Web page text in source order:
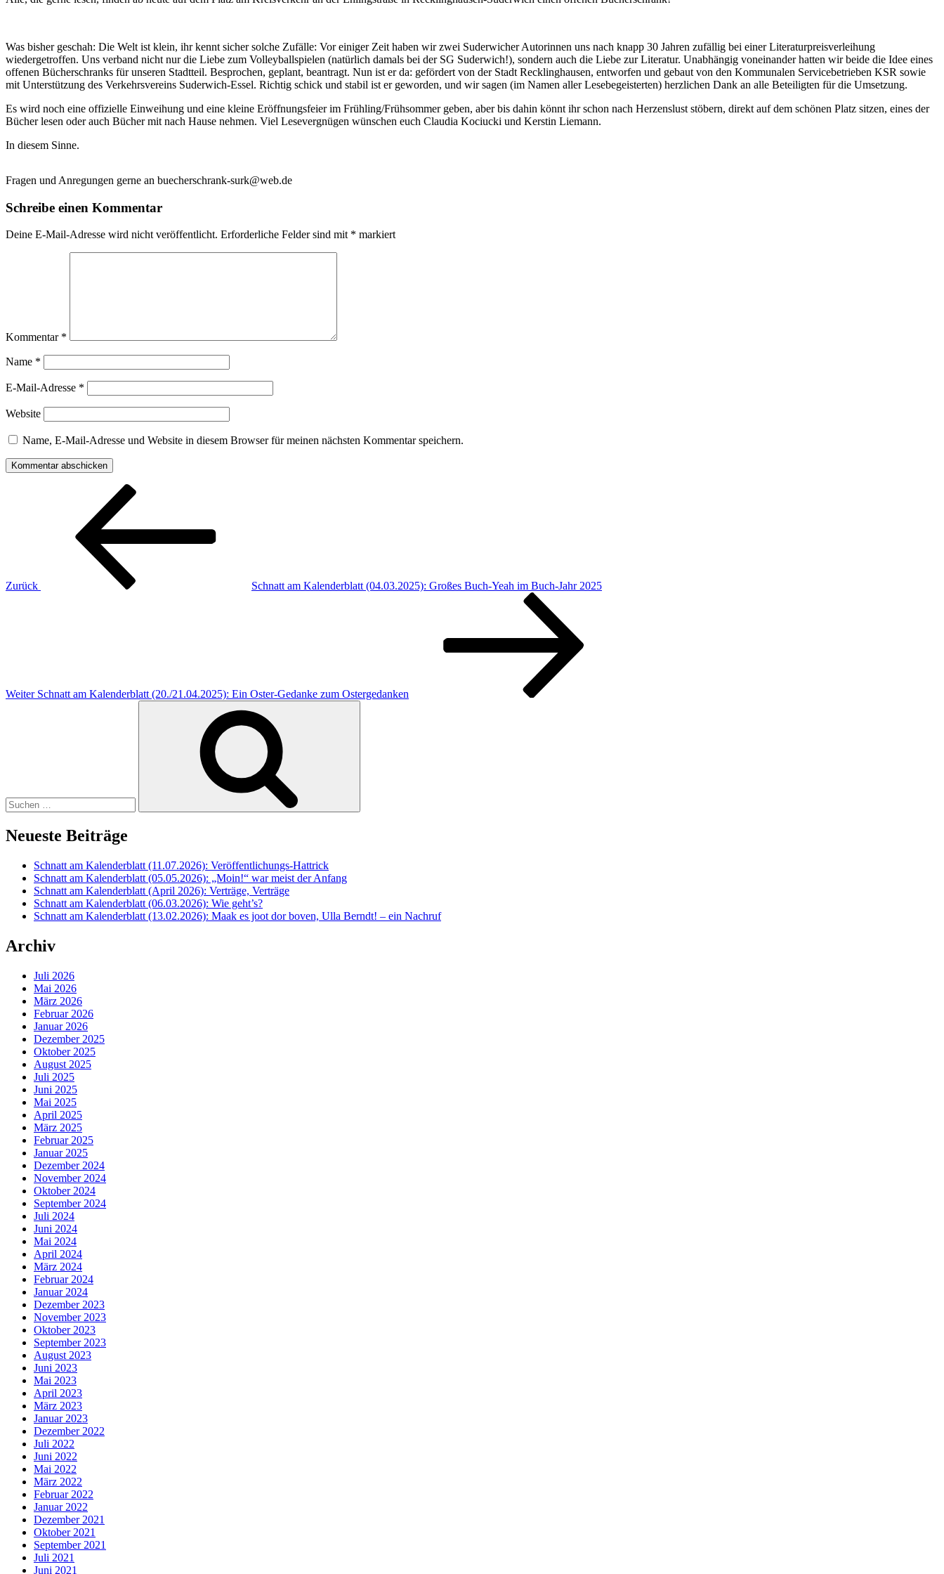
Was bisher geschah: Die Welt ist klein, ihr kennt sicher solche Zufälle: Vor einiger Zeit haben wir zwei Suderwicher Autorinnen uns nach knapp 30 Jahren zufällig bei einer Literaturpreisverleihung
wiedergetroffen. Uns verband nicht nur die Liebe zum Volleyballspielen (natürlich damals bei der SG Suderwich!), sondern auch die Liebe zur Literatur. Unabhängig voneinander hatten wir beide die Idee eines
offenen Bücherschranks für unseren Stadtteil. Besprochen, geplant, beantragt. Nun ist er da: gefördert von der Stadt Recklinghausen, entworfen und gebaut von den Kommunalen Servicebetrieben KSR sowie
mit Unterstützung des Verkehrsvereins Suderwich-Essel. Richtig schick und stabil ist er geworden, und wir sagen (im Namen aller Lesebegeisterten) herzlichen Dank an alle Beteiligten für die Umsetzung.
Es wird noch eine offizielle Einweihung und eine kleine Eröffnungsfeier im Frühling/Frühsommer geben, aber bis dahin könnt ihr schon nach Herzenslust stöbern, direkt auf dem schönen Platz sitzen, eines der
Bücher lesen oder auch Bücher mit nach Hause nehmen. Viel Lesevergnügen wünschen euch Claudia Kociucki und Kerstin Liemann.
In diesem Sinne.
Fragen und Anregungen gerne an buecherschrank-surk@web.de
Schreibe einen Kommentar
Deine E-Mail-Adresse wird nicht veröffentlicht. Erforderliche Felder sind mit * markiert
Kommentar *
Name *
E-Mail-Adresse *
Website
Name, E-Mail-Adresse und Website in diesem Browser für meinen nächsten Kommentar speichern.
Beitragsnavigation
Zurück
Schnatt am Kalenderblatt (04.03.2025): Großes Buch-Yeah im Buch-Jahr 2025
Weiter Schnatt am Kalenderblatt (20./21.04.2025): Ein Oster-Gedanke zum Ostergedanken
Neueste Beiträge
Schnatt am Kalenderblatt (11.07.2026): Veröffentlichungs-Hattrick
Schnatt am Kalenderblatt (05.05.2026): „Moin!“ war meist der Anfang
Schnatt am Kalenderblatt (April 2026): Verträge, Verträge
Schnatt am Kalenderblatt (06.03.2026): Wie geht’s?
Schnatt am Kalenderblatt (13.02.2026): Maak es joot dor boven, Ulla Berndt! – ein Nachruf
Archiv
Juli 2026
Mai 2026
März 2026
Februar 2026
Januar 2026
Dezember 2025
Oktober 2025
August 2025
Juli 2025
Juni 2025
Mai 2025
April 2025
März 2025
Februar 2025
Januar 2025
Dezember 2024
November 2024
Oktober 2024
September 2024
Juli 2024
Juni 2024
Mai 2024
April 2024
März 2024
Februar 2024
Januar 2024
Dezember 2023
November 2023
Oktober 2023
September 2023
August 2023
Juni 2023
Mai 2023
April 2023
März 2023
Januar 2023
Dezember 2022
Juli 2022
Juni 2022
Mai 2022
März 2022
Februar 2022
Januar 2022
Dezember 2021
Oktober 2021
September 2021
Juli 2021
Juni 2021